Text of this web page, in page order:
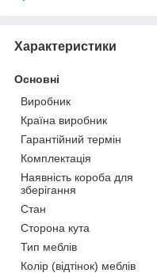
Характеристики
Основні
Виробник
Країна виробник
Гарантійний термін
Комплектація
Наявність короба для
зберігання
Стан
Сторона кута
Тип меблів
Колір (відтінок) меблів